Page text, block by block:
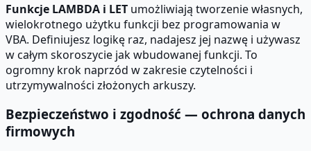
Funkcje LAMBDA i LET umożliwiają tworzenie własnych,
wielokrotnego użytku funkcji bez programowania w
VBA. Definiujesz logikę raz, nadajesz jej nazwę i używasz
w całym skoroszycie jak wbudowanej funkcji. To
ogromny krok naprzód w zakresie czytelności i
utrzymywalności złożonych arkuszy.
Bezpieczeństwo i zgodność — ochrona danych
firmowych